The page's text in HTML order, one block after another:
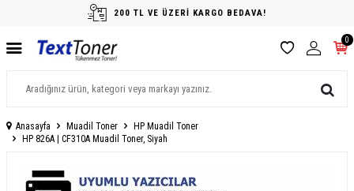
200 TL VE ÜZERİ KARGO BEDAVA!
0
Anasayfa Muadil Toner
HP Muadil Toner
HP 826A | CF310A Muadil Toner, Siyah